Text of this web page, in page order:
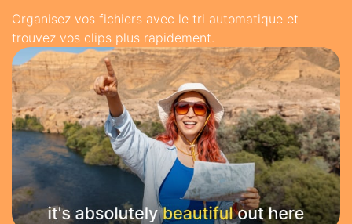
Organisez vos fichiers avec le tri automatique et
trouvez vos clips plus rapidement.